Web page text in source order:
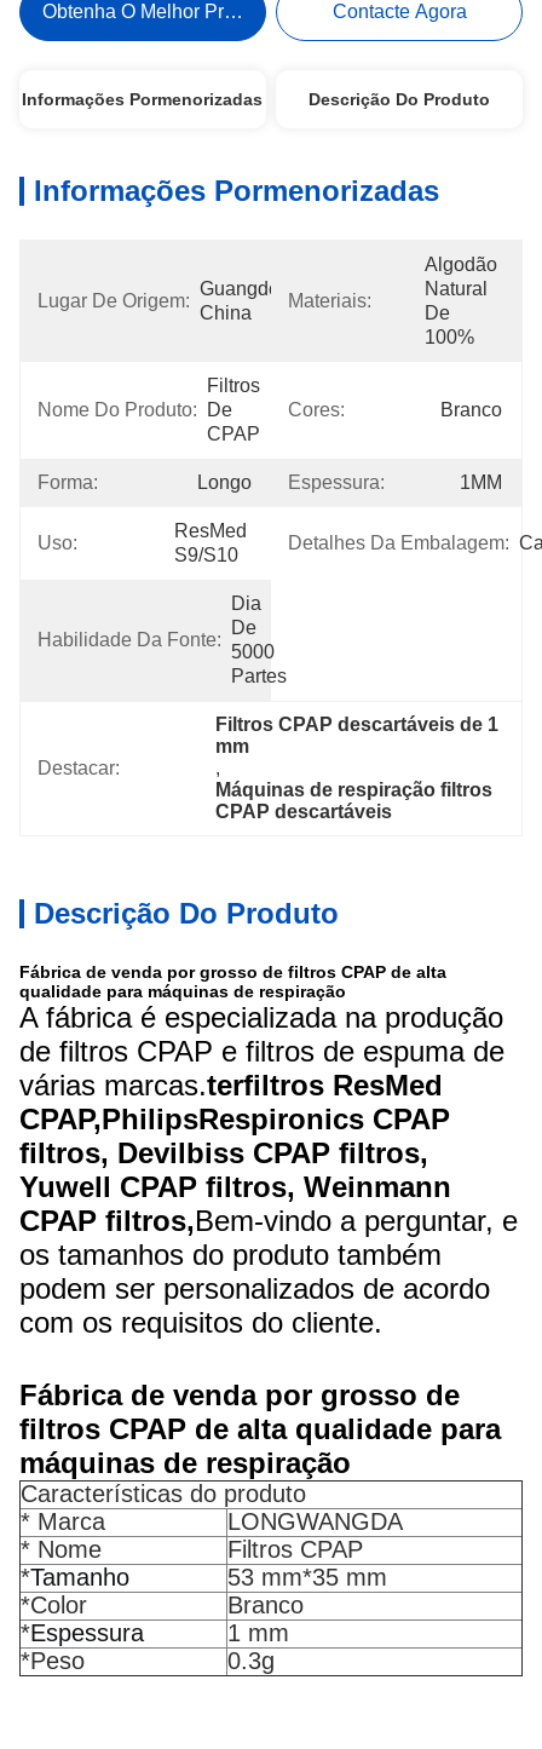
Obtenha O Melhor Preço Contacte Agora
Informações Pormenorizadas Descrição Do Produto
Informações Pormenorizadas
Lugar De Origem:
Guangdong,
China
Materiais:
Algodão
Natural
De
100%
Nome Do Produto:
Filtros
De
CPAP
Cores: Branco
Forma: Longo Espessura: 1MM
Uso:
ResMed
S9/S10
Detalhes Da Embalagem:
Habilidade Da Fonte:
Dia
De
5000
Partes
Destacar:
Filtros CPAP descartáveis de 1
mm
,
Máquinas de respiração filtros
CPAP descartáveis
Descrição Do Produto
Fábrica de venda por grosso de filtros CPAP de alta
qualidade para máquinas de respiração
A fábrica é especializada na produção
de filtros CPAP e filtros de espuma de
várias marcas.terfiltros ResMed
CPAP,PhilipsRespironics CPAP
filtros, Devilbiss CPAP filtros,
Yuwell CPAP filtros, Weinmann
CPAP filtros,Bem-vindo a perguntar, e
os tamanhos do produto também
podem ser personalizados de acordo
com os requisitos do cliente.
Fábrica de venda por grosso de
filtros CPAP de alta qualidade para
máquinas de respiração
Características do produto
* Marca
LONGWANGDA
* Nome
Filtros CPAP
*Tamanho
53 mm*35 mm
*Color
Branco
*Espessura
1 mm
*Peso
0.3g